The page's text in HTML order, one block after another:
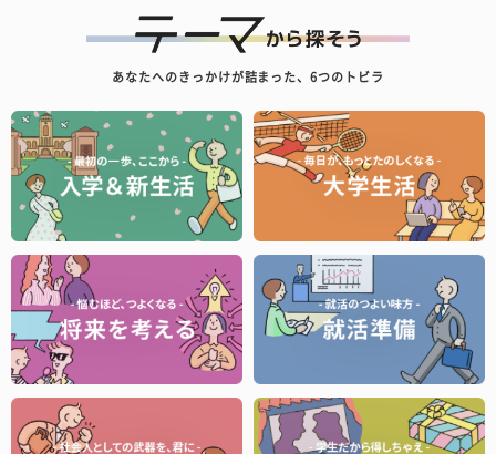
あなたへのきっかけが詰まった、6つのトビラ